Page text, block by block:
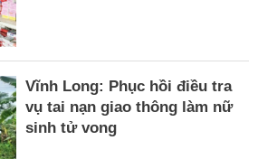
Vĩnh Long: Phục hồi điều tra
vụ tai nạn giao thông làm nữ
sinh tử vong